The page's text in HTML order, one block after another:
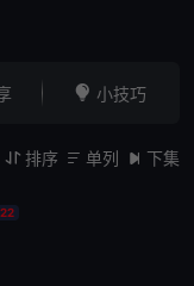
 小技巧
 排序  单列  下集
22